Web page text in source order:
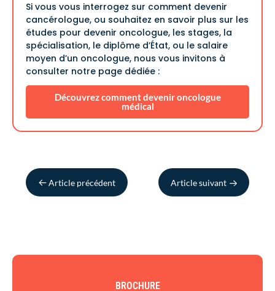
Si vous vous interrogez sur comment devenir
cancérologue, ou souhaitez en savoir plus sur les
études pour devenir oncologue, les stages, la
spécialisation, le diplôme d’État, ou le salaire
moyen d’un oncologue, nous vous invitons à
consulter notre page dédiée :
Découvrez comment devenir oncologue
médical
Article précédent
Article suivant
→
BROCHURE